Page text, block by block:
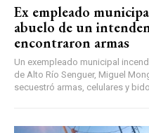
Ex empleado
abuelo de un
encontraron armas
Un exempleado municipal
de Alto Río Senguer, Miguel
secuestró armas, celulares y